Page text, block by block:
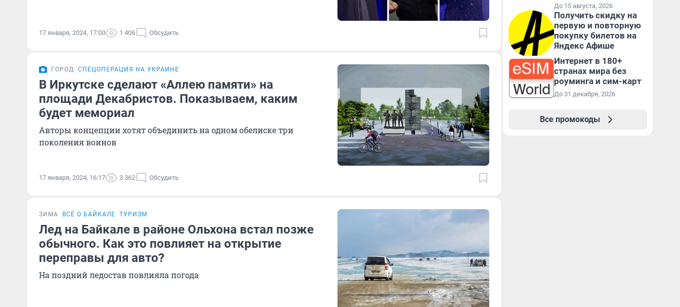
17 января, 2024, 17:00 1 406 Обсудить
ГОРОД СПЕЦОПЕРАЦИЯ НА УКРАИНЕ
В Иркутске сделают «Аллею памяти» на
площади Декабристов. Показываем, каким
будет мемориал
Авторы концепции хотят объединить на одном обелиске три
поколения воинов
17 января, 2024, 16:17 3 362 Обсудить
ЗИМА ВСЁ О БАЙКАЛЕ ТУРИЗМ
Лед на Байкале в районе Ольхона встал позже
обычного. Как это повлияет на открытие
переправы для авто?
На поздний ледостав повлияла погода
До 15 августа, 2026
Получить скидку на
первую и повторную
покупку билетов на
Яндекс Афише
Интернет в 180+
странах мира без
роуминга и сим-карт
До 31 декабря, 2026
Все промокоды